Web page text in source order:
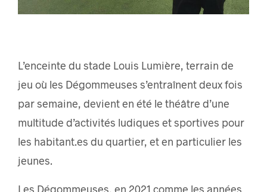
L’enceinte du stade Louis Lumière, terrain de
jeu où les Dégommeuses s’entraînent deux fois
par semaine, devient en été le théâtre d’une
multitude d’activités ludiques et sportives pour
les habitant.es du quartier, et en particulier les
jeunes.
Les Dégommeuses, en 2021 comme les années